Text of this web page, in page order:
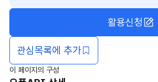
관심목록에 추가
활용신청
이 페이지의 구성